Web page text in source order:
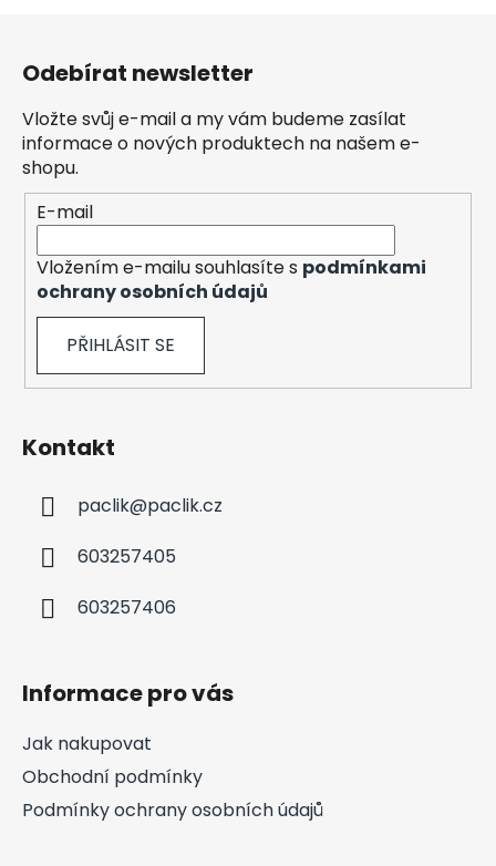
Odebírat newsletter
Vložte svůj e-mail a my vám budeme zasílat
informace o nových produktech na našem e-
shopu.
E-mail
Vložením e-mailu souhlasíte s podmínkami
ochrany osobních údajů
PŘIHLÁSIT SE
Kontakt
paclik@paclik.cz
603257405
603257406
Informace pro vás
Jak nakupovat
Obchodní podmínky
Podmínky ochrany osobních údajů